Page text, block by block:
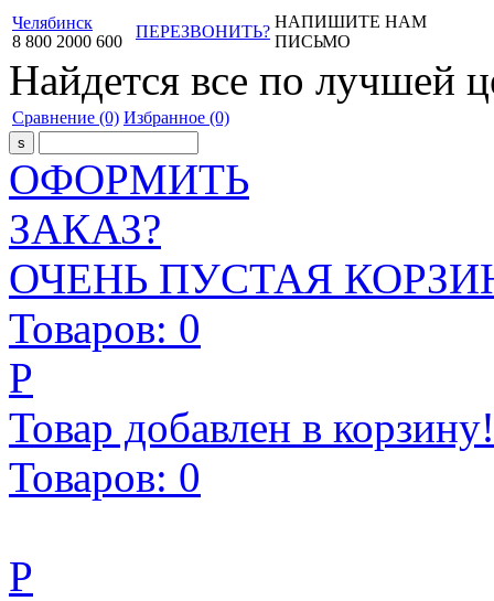
Челябинск
8 800 2000 600
ПЕРЕЗВОНИТЬ?
НАПИШИТЕ НАМ
ПИСЬМО
Найдется все по лучшей
Сравнение (0) Избранное (0)
ОФОРМИТЬ
ЗАКАЗ?
ОЧЕНЬ ПУСТАЯ
Товаров: 0
Р
Товар добавлен в корзину!
Товаров: 0
Р